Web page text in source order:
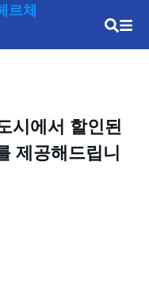
르체
시에서 할인된
제공해드립니